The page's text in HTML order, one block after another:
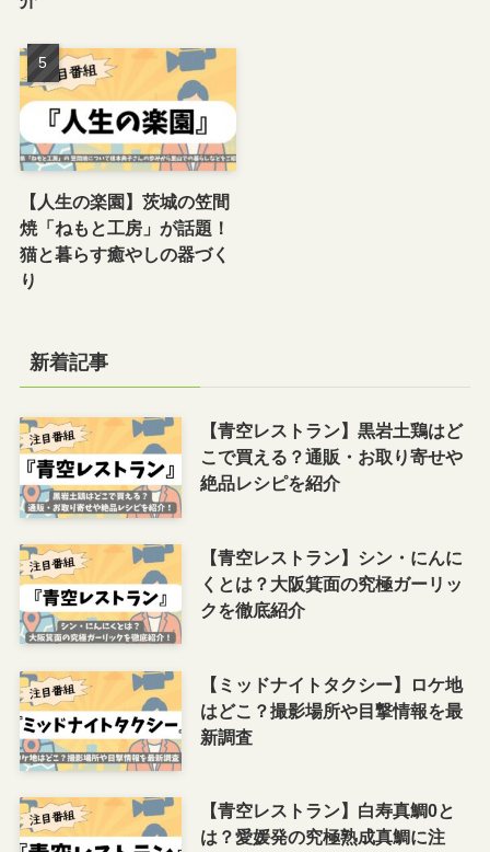
【人生の楽園】茨城の笠間
焼「ねもと工房」が話題！
猫と暮らす癒やしの器づく
り
新着記事
【青空レストラン】黒岩土鶏はど
こで買える？通販・お取り寄せや
絶品レシピを紹介
【青空レストラン】シン・にんに
くとは？大阪箕面の究極ガーリッ
クを徹底紹介
【ミッドナイトタクシー】ロケ地
はどこ？撮影場所や目撃情報を最
新調査
【青空レストラン】白寿真鯛0と
は？愛媛発の究極熟成真鯛に注